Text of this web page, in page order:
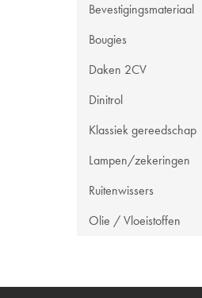
Bevestigingsmateriaal
Bougies
Daken 2CV
Dinitrol
Klassiek gereedschap
Lampen/zekeringen
Ruitenwissers
Olie / Vloeistoffen